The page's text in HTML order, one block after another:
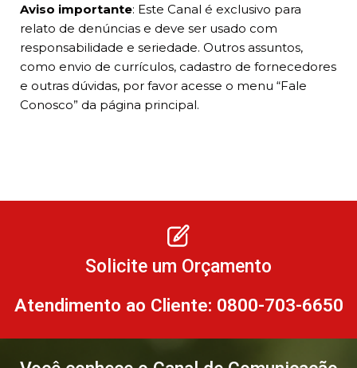
Aviso importante: Este Canal é exclusivo para
relato de denúncias e deve ser usado com
responsabilidade e seriedade. Outros assuntos,
como envio de currículos, cadastro de fornecedores
e outras dúvidas, por favor acesse o menu “Fale
Conosco” da página principal.
Solicite um Orçamento
Atendimento ao Cliente: 0800-703-6650